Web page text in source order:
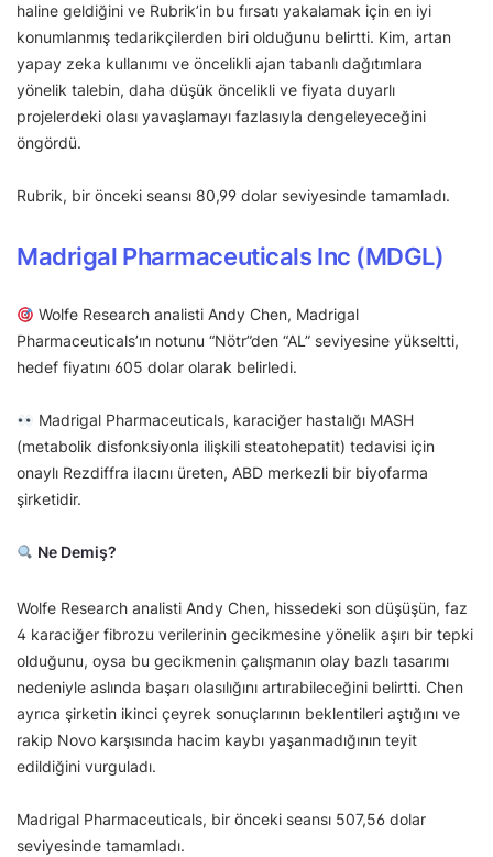
haline geldiğini ve Rubrik’in bu fırsatı yakalamak için en iyi
konumlanmış tedarikçilerden biri olduğunu belirtti. Kim, artan
yapay zeka kullanımı ve öncelikli ajan tabanlı dağıtımlara
yönelik talebin, daha düşük öncelikli ve fiyata duyarlı
projelerdeki olası yavaşlamayı fazlasıyla dengeleyeceğini
öngördü.
Rubrik, bir önceki seansı 80,99 dolar seviyesinde tamamladı.
Madrigal Pharmaceuticals Inc (MDGL)
Wolfe Research analisti Andy Chen, Madrigal
Pharmaceuticals’ın notunu “Nötr”den “AL” seviyesine yükseltti,
hedef fiyatını 605 dolar olarak belirledi.
Madrigal Pharmaceuticals, karaciğer hastalığı MASH
(metabolik disfonksiyonla ilişkili steatohepatit) tedavisi için
onaylı Rezdiffra ilacını üreten, ABD merkezli bir biyofarma
şirketidir.
Ne Demiş?
Wolfe Research analisti Andy Chen, hissedeki son düşüşün, faz
4 karaciğer fibrozu verilerinin gecikmesine yönelik aşırı bir tepki
olduğunu, oysa bu gecikmenin çalışmanın olay bazlı tasarımı
nedeniyle aslında başarı olasılığını artırabileceğini belirtti. Chen
ayrıca şirketin ikinci çeyrek sonuçlarının beklentileri aştığını ve
rakip Novo karşısında hacim kaybı yaşanmadığının teyit
edildiğini vurguladı.
Madrigal Pharmaceuticals, bir önceki seansı 507,56 dolar
seviyesinde tamamladı.